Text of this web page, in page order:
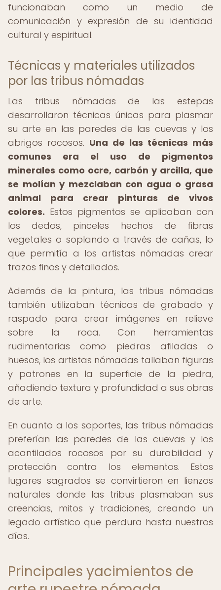
funcionaban como un medio de
comunicación y expresión de su identidad
cultural y espiritual.
Técnicas y materiales utilizados
por las tribus nómadas
Las tribus nómadas de las estepas
desarrollaron técnicas únicas para plasmar
su arte en las paredes de las cuevas y los
abrigos rocosos. Una de las técnicas más
comunes era el uso de pigmentos
minerales como ocre, carbón y arcilla, que
se molían y mezclaban con agua o grasa
animal para crear pinturas de vivos
colores. Estos pigmentos se aplicaban con
los dedos, pinceles hechos de fibras
vegetales o soplando a través de cañas, lo
que permitía a los artistas nómadas crear
trazos finos y detallados.
Además de la pintura, las tribus nómadas
también utilizaban técnicas de grabado y
raspado para crear imágenes en relieve
sobre la roca. Con herramientas
rudimentarias como piedras afiladas o
huesos, los artistas nómadas tallaban figuras
y patrones en la superficie de la piedra,
añadiendo textura y profundidad a sus obras
de arte.
En cuanto a los soportes, las tribus nómadas
preferían las paredes de las cuevas y los
acantilados rocosos por su durabilidad y
protección contra los elementos. Estos
lugares sagrados se convirtieron en lienzos
naturales donde las tribus plasmaban sus
creencias, mitos y tradiciones, creando un
legado artístico que perdura hasta nuestros
días.
Principales yacimientos de